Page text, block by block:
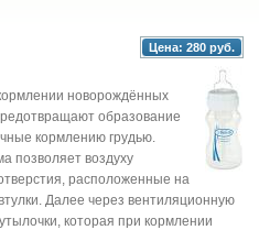
Цена: 280 руб.
новорождённых
образование
кормлению грудью.
позволяет воздуху
расположенные на
Далее через вентиляционную
которая при кормлении